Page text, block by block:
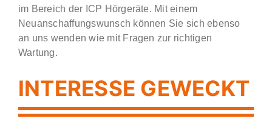
im Bereich der ICP Hörgeräte. Mit einem
Neuanschaffungswunsch können Sie sich ebenso
an uns wenden wie mit Fragen zur richtigen
Wartung.
INTERESSE GEWECKT